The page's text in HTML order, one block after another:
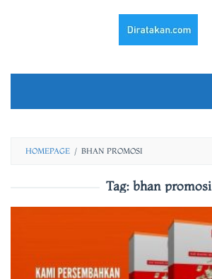
HOMEPAGE / BHAN PROMOSI
Tag: bhan promosi